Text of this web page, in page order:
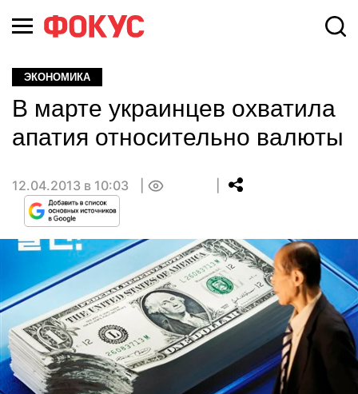
ЭКОНОМИКА
В марте украинцев охватила
апатия относительно валюты
12.04.2013 в 10:03